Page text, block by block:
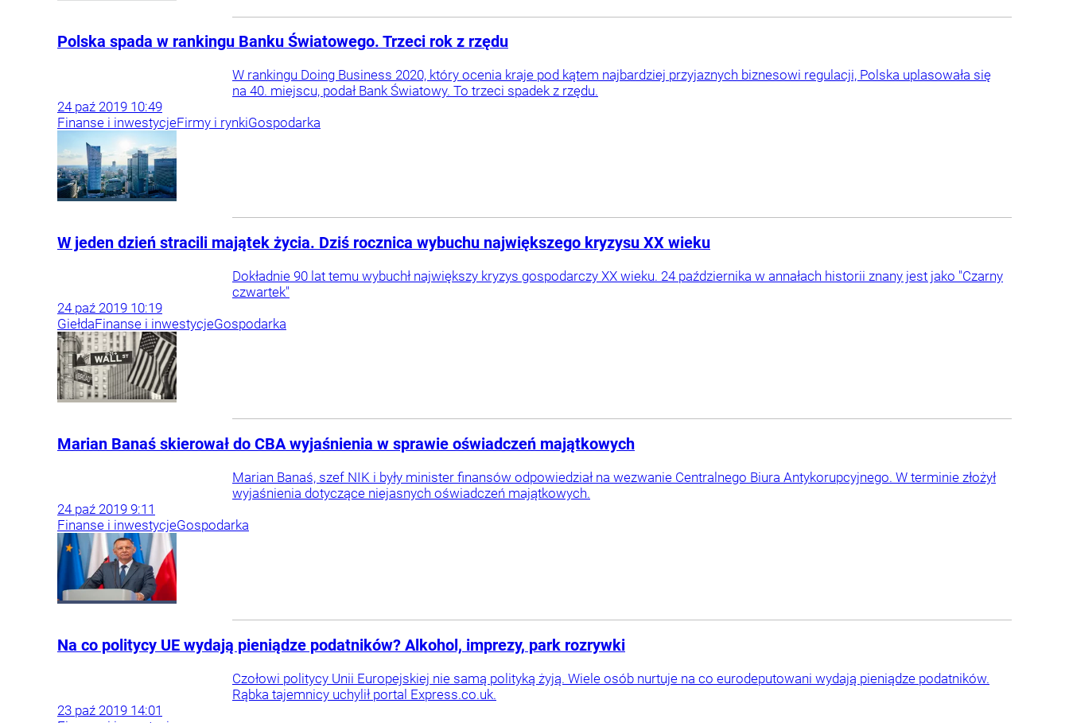
Polska spada w rankingu Banku Światowego. Trzeci rok z rzędu
W rankingu Doing Business 2020, który ocenia kraje pod kątem najbardziej przyjaznych biznesowi regulacji, Polska uplasowała się
na 40. miejscu, podał Bank Światowy. To trzeci spadek z rzędu.
24 paź 2019 10:49
Finanse i inwestycjeFirmy i rynkiGospodarka
W jeden dzień stracili majątek życia. Dziś rocznica wybuchu największego kryzysu XX wieku
Dokładnie 90 lat temu wybuchł największy kryzys gospodarczy XX wieku. 24 października w annałach historii znany jest jako "Czarny
czwartek"
24 paź 2019 10:19
GiełdaFinanse i inwestycjeGospodarka
Marian Banaś skierował do CBA wyjaśnienia w sprawie oświadczeń majątkowych
Marian Banaś, szef NIK i były minister finansów odpowiedział na wezwanie Centralnego Biura Antykorupcyjnego. W terminie złożył
wyjaśnienia dotyczące niejasnych oświadczeń majątkowych.
24 paź 2019 9:11
Finanse i inwestycjeGospodarka
Na co politycy UE wydają pieniądze podatników? Alkohol, imprezy, park rozrywki
Czołowi politycy Unii Europejskiej nie samą polityką żyją. Wiele osób nurtuje na co eurodeputowani wydają pieniądze podatników.
Rąbka tajemnicy uchylił portal Express.co.uk.
23 paź 2019 14:01